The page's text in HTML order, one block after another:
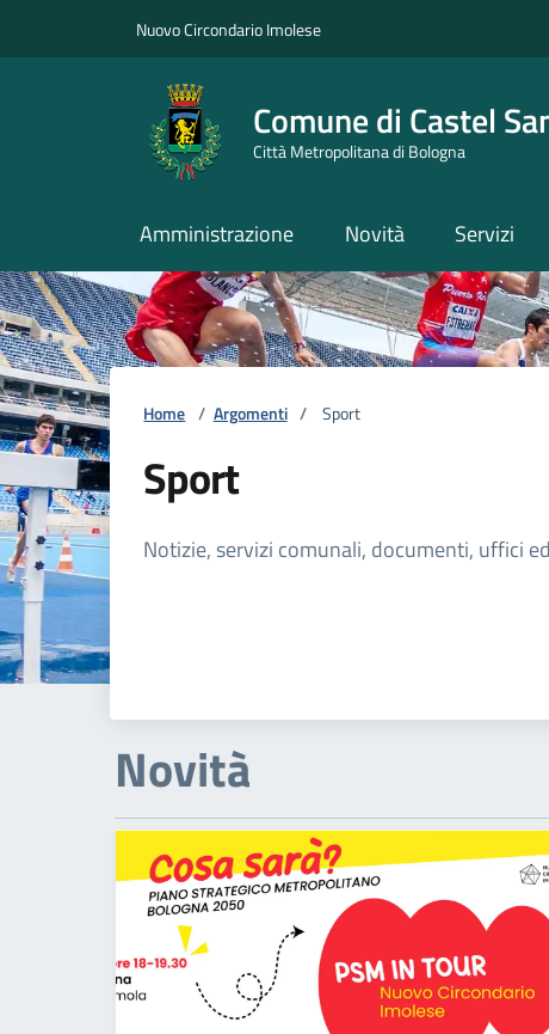
Nuovo Circondario Imolese
Comune di Castel
Città Metropolitana di Bologna
Amministrazione Novità Servizi
Home / Argomenti / Sport
Sport
Notizie, servizi comunali, documenti, uffici
Novità